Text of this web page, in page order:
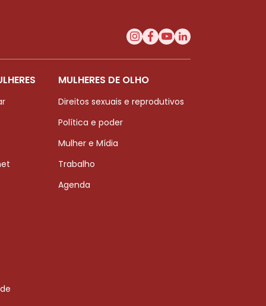
MULHERES DE OLHO
Direitos sexuais e reprodutivos
Política e poder
Mulher e Mídia
Trabalho
Agenda